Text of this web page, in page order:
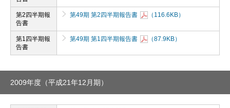
第2四半期報
告書
第49期 第2四半期報告書 （116.6KB）
第1四半期報
告書
第49期 第1四半期報告書 （87.9KB）
2009年度（平成21年12月期）